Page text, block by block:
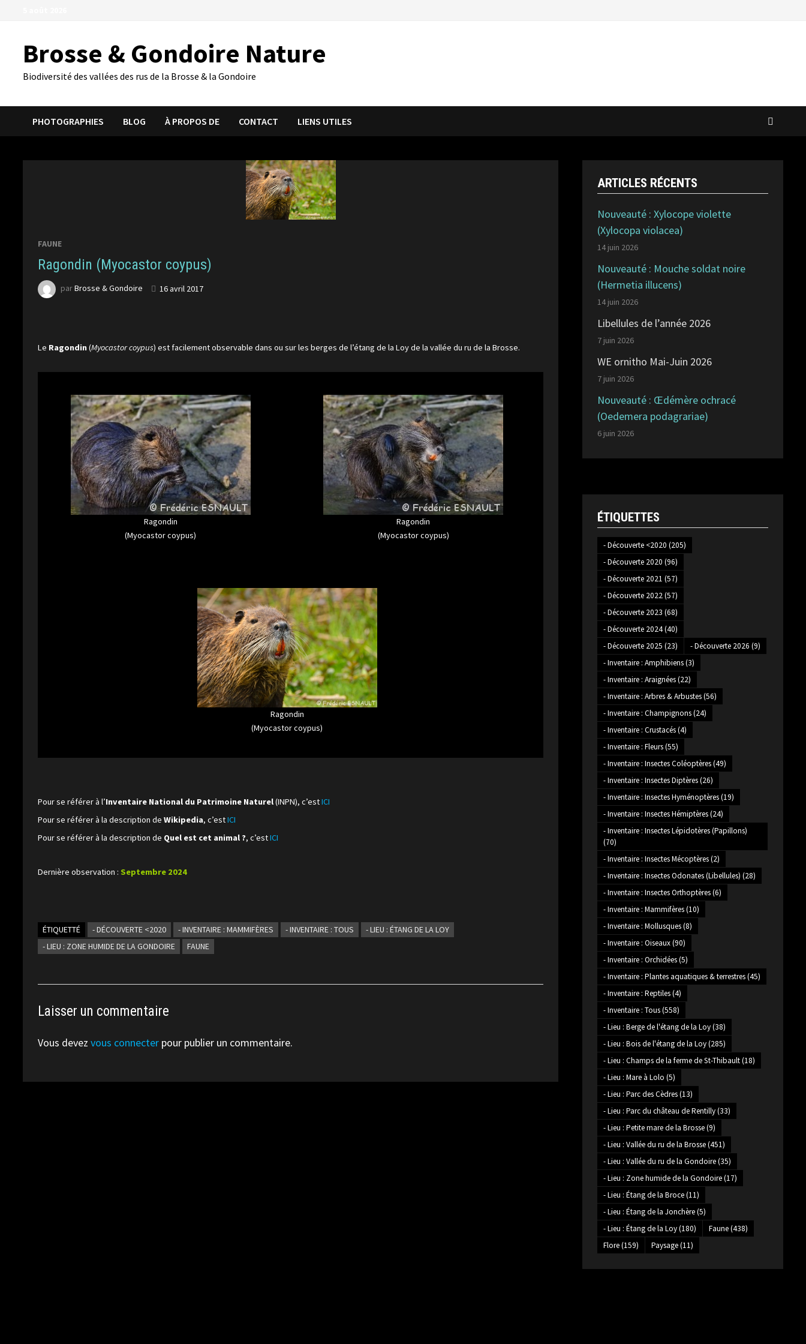
Brosse & Gondoire Nature
Biodiversité des vallées des rus de la Brosse & la Gondoire
PHOTOGRAPHIES BLOG À PROPOS DE CONTACT LIENS UTILES
FAUNE
Ragondin (Myocastor coypus)
parBrosse & Gondoire 16 avril 2017
Le Ragondin(Myocastor coypus) est facilement observable dans ou sur les berges de l’étang de la Loy de la vallée du ru de la Brosse.
Ragondin
(Myocastor coypus)
Ragondin
(Myocastor coypus)
Ragondin
(Myocastor coypus)
Pour se référer à l’Inventaire National du Patrimoine Naturel(INPN), c’estICI
Pour se référer à la description deWikipedia, c’estICI
Pour se référer à la description de Quel est cet animal ?, c’estICI
Dernière observation : Septembre 2024
ÉTIQUETTÉ - DÉCOUVERTE <2020 - INVENTAIRE : MAMMIFÈRES - INVENTAIRE : TOUS
- LIEU : ÉTANG DE LA LOY
- LIEU : ZONE HUMIDE DE LA GONDOIRE
FAUNE
Laisser un commentaire
Vous devezvous connecter pour publier un commentaire.
ARTICLES RÉCENTS
Nouveauté : Xylocope violette
(Xylocopa violacea)
14 juin 2026
Nouveauté : Mouche soldat noire
(Hermetia illucens)
14 juin 2026
Libellules de l’année 2026
7 juin 2026
WE ornitho Mai-Juin 2026
7 juin 2026
Nouveauté : Œdémère ochracé
(Oedemera podagrariae)
6 juin 2026
ÉTIQUETTES
- Découverte <2020 (205)
- Découverte 2020 (96)
- Découverte 2021 (57)
- Découverte 2022(57)
- Découverte 2023 (68)
- Découverte 2024(40)
- Découverte 2025 (23) - Découverte 2026 (9)
- Inventaire : Amphibiens(3)
- Inventaire : Araignées(22)
- Inventaire : Arbres & Arbustes(56)
- Inventaire : Champignons(24)
- Inventaire : Crustacés(4)
- Inventaire : Fleurs(55)
- Inventaire : Insectes Coléoptères(49)
- Inventaire : Insectes Diptères(26)
- Inventaire : Insectes Hyménoptères(19)
- Inventaire : Insectes Hémiptères(24)
- Inventaire : Insectes Lépidotères (Papillons)
(70)
- Inventaire : Insectes Mécoptères(2)
- Inventaire : Insectes Odonates (Libellules) (28)
- Inventaire : Insectes Orthoptères(6)
- Inventaire : Mammifères(10)
- Inventaire : Mollusques(8)
- Inventaire : Oiseaux(90)
- Inventaire : Orchidées(5)
- Inventaire : Plantes aquatiques & terrestres(45)
- Inventaire : Reptiles(4)
- Inventaire : Tous(558)
- Lieu : Berge de l'étang de la Loy(38)
- Lieu : Bois de l'étang de la Loy(285)
- Lieu : Champs de la ferme de St-Thibault(18)
- Lieu : Mare à Lolo (5)
- Lieu : Parc des Cèdres(13)
- Lieu : Parc du château de Rentilly(33)
- Lieu : Petite mare de la Brosse(9)
- Lieu : Vallée du ru de la Brosse(451)
- Lieu : Vallée du ru de la Gondoire(35)
- Lieu : Zone humide de la Gondoire(17)
- Lieu : Étang de la Broce(11)
- Lieu : Étang de la Jonchère(5)
- Lieu : Étang de la Loy(180) Faune(438)
Flore(159) Paysage(11)